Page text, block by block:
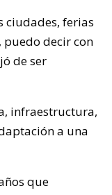
ciudades, ferias
puedo decir con
de ser
infraestructura,
a una
que